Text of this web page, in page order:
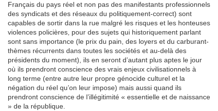
Français du pays réel et non pas des manifestants professionnels
des syndicats et des réseaux du politiquement-correct) sont
capables de sortir dans la rue malgré les risques et les honteuses
violences policières, pour des sujets qui historiquement parlant
sont sans importance (le prix du pain, des loyers et du carburant-
thèmes récurrents dans toutes les sociétés et au-delà des
présidents du moment), ils en seront d’autant plus aptes le jour
où ils prendront conscience des vrais enjeux civilisationnels à
long terme (entre autre leur propre génocide culturel et la
négation du réel qu’on leur impose) mais aussi quand ils
prendront conscience de l’illégitimité « essentielle et de naissance
» de la république.